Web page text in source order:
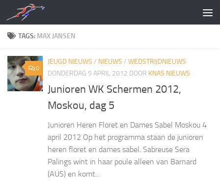
Doorgaan naar inhoud
TAGS: MAX JANSEN
0
JEUGD NIEUWS / NIEUWS / WEDSTRIJDNIEUWS
DONDERDAG 5 APRIL 2012 DOOR KNAS NIEUWS
Junioren WK Schermen 2012,
Moskou, dag 5
Junioren Heren Floret en Dames Sabel Moskou 4
april 2012 Op het programma staan de junioren
heren floret en dames sabel. Sabreuse Sera
Palings wint in haar poule alleen van Barnard
(AUS) en komt...